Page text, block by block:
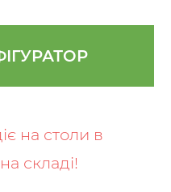
на столи в
складі!